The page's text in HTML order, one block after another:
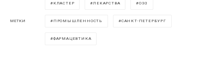
МЕТКИ
КЛАСТЕР ЛЕКАРСТВА ОЭЗ
ПРОМЫШЛЕННОСТЬ САНКТ-ПЕТЕРБУРГ
ФАРМАЦЕВТИКА